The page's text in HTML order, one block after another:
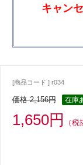
キャン
[商品コード ] r034
価格 2,156円 在庫
1,650円 （